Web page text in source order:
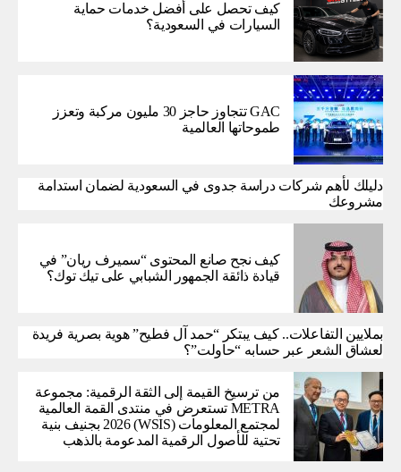
كيف تحصل على أفضل خدمات حماية
السيارات في السعودية؟
GAC تتجاوز حاجز 30 مليون مركبة وتعزز
طموحاتها العالمية
دليلك لأهم شركات دراسة جدوى في السعودية لضمان استدامة
مشروعك
كيف نجح صانع المحتوى “سميرف ريان” في
قيادة ذائقة الجمهور الشبابي على تيك توك؟
بملايين التفاعلات.. كيف يبتكر “حمد آل فطيح” هوية بصرية فريدة
لعشاق الشعر عبر حسابه “حاولت”؟
من ترسيخ القيمة إلى الثقة الرقمية: مجموعة
METRA تستعرض في منتدى القمة العالمية
لمجتمع المعلومات (WSIS) 2026 بجنيف بنية
تحتية للأصول الرقمية المدعومة بالذهب